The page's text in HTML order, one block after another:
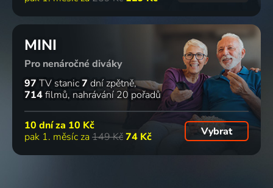
MINI
Pro nenáročné diváky
97 TV stanic7 dní zpětně
714filmů nahrávání 20 pořadů
10 dní za 10 Kč
pak 1. měsíc za 149 Kč74 Kč Vybrat